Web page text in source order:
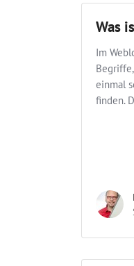
Was
Im
einmal
finden.